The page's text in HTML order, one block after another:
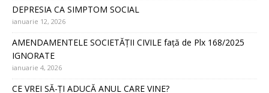
DEPRESIA CA SIMPTOM SOCIAL
ianuarie 12, 2026
AMENDAMENTELE SOCIETĂȚII CIVILE față de Plx 168/2025
IGNORATE
ianuarie 4, 2026
CE VREI SĂ-ȚI ADUCĂ ANUL CARE VINE?